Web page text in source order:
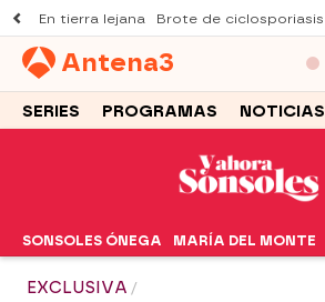
En tierra lejana Brote de ciclosporiasis
Antena3
SERIES PROGRAMAS NOTICIAS
SONSOLES ÓNEGA MARÍA DEL MONTE
EXCLUSIVA